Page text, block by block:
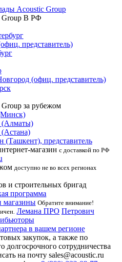
Acoustic Group
В РФ
представитель)
(офиц. представитель)
за рубежом
(Алматы)
(Астана)
(Ташкент), представитель
магазин с доставкой по РФ
доступно не во всех регионах
и строительных бригад
программа
магазины Обратите внимание!
Лемана ПРО Петрович
в вашем регионе
закупок, а также по
долгосрочного сотрудничества
на почту sales@acoustic.ru